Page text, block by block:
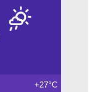
+27°C